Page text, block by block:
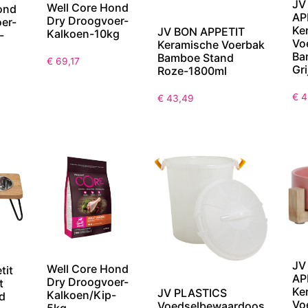
Well Core Hond
Dry Droogvoer-
Kalkoen-10kg
€ 69,17
JV BON APPETIT
Keramische Voerbak
Bamboe Stand
Roze-1800ml
€ 43,49
JV
€
Well Core Hond
Dry Droogvoer-
Kalkoen/Kip-
JV PLASTICS
JV